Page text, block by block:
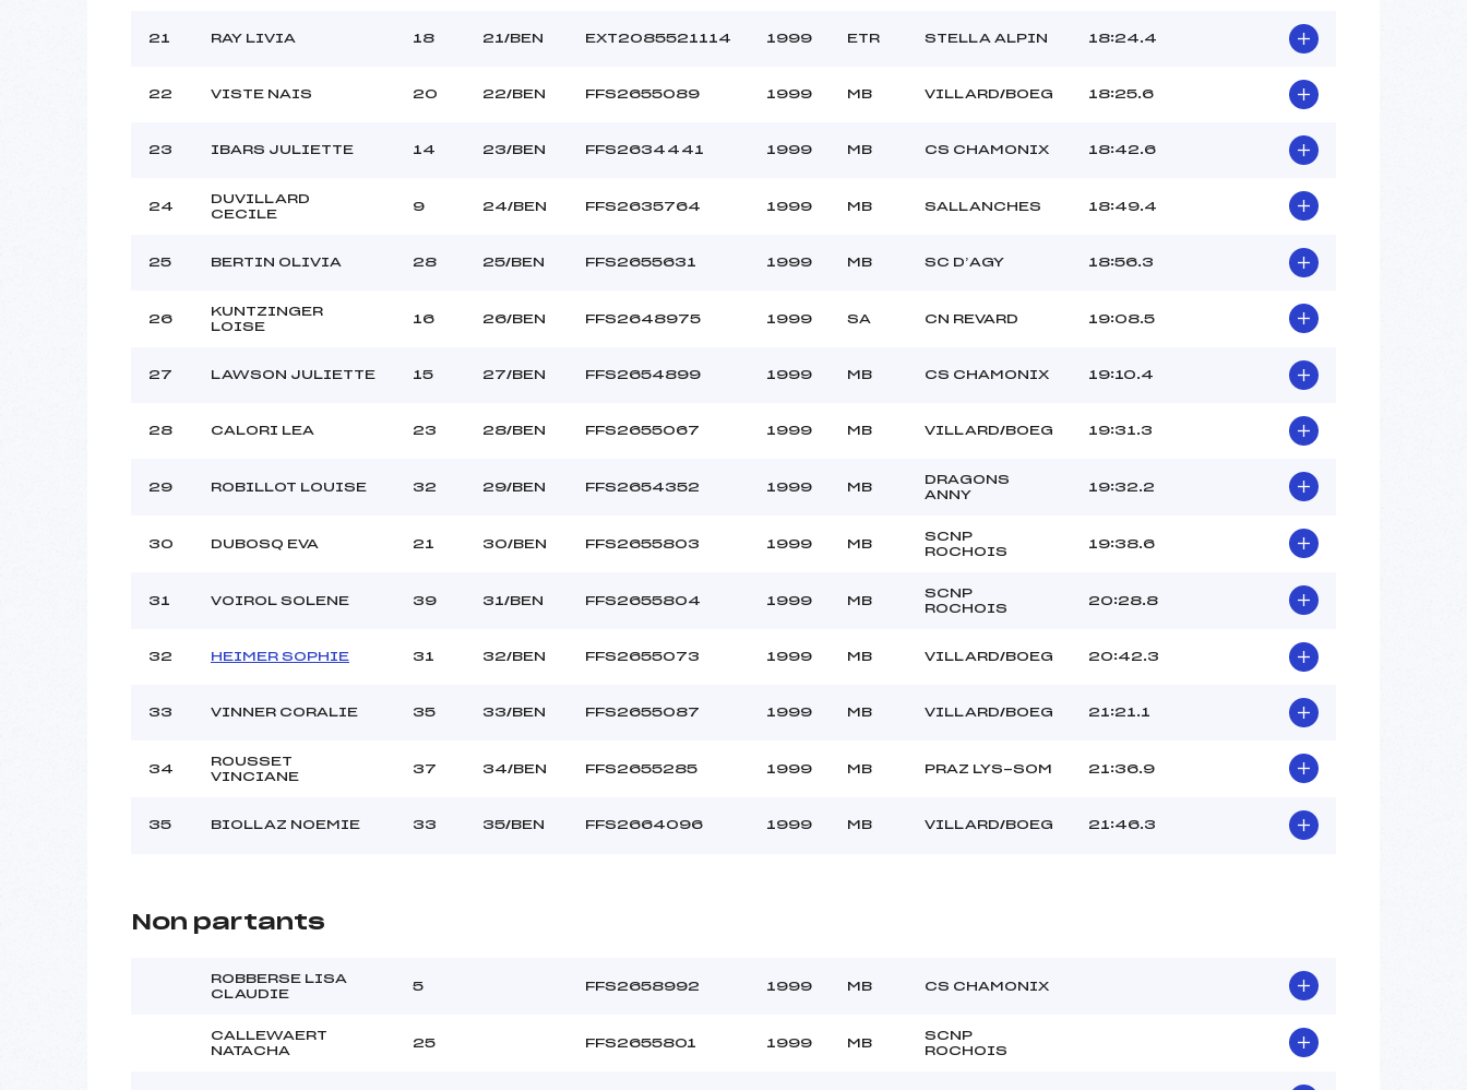
21 RAY LIVIA 18 21/BEN EXT2085521114 1999 ETR STELLA ALPIN 18:24.4
22 VISTE NAIS 20 22/BEN FFS2655089 1999 MB VILLARD/BOEG 18:25.6
23 IBARS JULIETTE 14 23/BEN FFS2634441 1999 MB CS CHAMONIX 18:42.6
24
DUVILLARD
CECILE
9 24/BEN FFS2635764 1999 MB SALLANCHES 18:49.4
25 BERTIN OLIVIA 28 25/BEN FFS2655631 1999 MB SC D’AGY 18:56.3
26
KUNTZINGER
LOISE
16 26/BEN FFS2648975 1999 SA CN REVARD 19:08.5
27 LAWSON JULIETTE 15 27/BEN FFS2654899 1999 MB CS CHAMONIX 19:10.4
28 CALORI LEA 23 28/BEN FFS2655067 1999 MB VILLARD/BOEG 19:31.3
29 ROBILLOT LOUISE 32 29/BEN FFS2654352 1999 MB
DRAGONS
ANNY
19:32.2
30 DUBOSQ EVA 21 30/BEN FFS2655803 1999 MB
SCNP
ROCHOIS
19:38.6
31 VOIROL SOLENE 39 31/BEN FFS2655804 1999 MB
SCNP
ROCHOIS
20:28.8
32 HEIMER SOPHIE 31 32/BEN FFS2655073 1999 MB VILLARD/BOEG 20:42.3
33 VINNER CORALIE 35 33/BEN FFS2655087 1999 MB VILLARD/BOEG 21:21.1
34
ROUSSET
VINCIANE
37 34/BEN FFS2655285 1999 MB PRAZ LYS-SOM 21:36.9
35 BIOLLAZ NOEMIE 33 35/BEN FFS2664096 1999 MB VILLARD/BOEG 21:46.3
Non partants
ROBBERSE LISA
CLAUDIE
5 FFS2658992 1999 MB CS CHAMONIX
CALLEWAERT
NATACHA
25 FFS2655801 1999 MB
SCNP
ROCHOIS